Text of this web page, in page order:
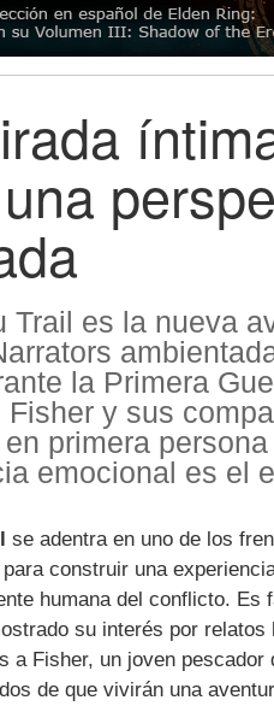
Trail es la nueva
la Primera
Fisher y sus
primera
emocional es el
se adentra en uno de los
construir una
humana del conflicto.
su interés por
a Fisher, un joven
de que vivirán una